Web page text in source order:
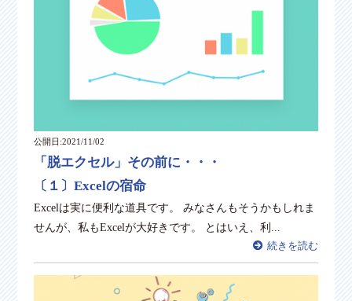
公開日:2021/11/02
「脱エクセル」その前に・・・
〔１〕Excelの宿命
Excelは実に便利な道具です。 みなさんもそうかもしれま
せんが、私もExcelが大好きです。 とはいえ、利...
続きを読む